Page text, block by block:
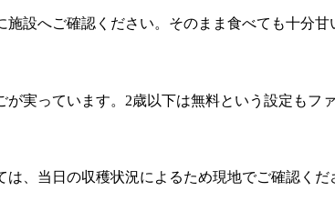
設へご確認ください。そのまま食べても十分甘
実っています。2歳以下は無料という設定もフ
、当日の収穫状況によるため現地でご確認く